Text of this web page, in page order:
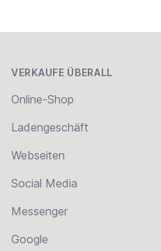
VERKAUFE ÜBERALL
Online-Shop
Ladengeschäft
Webseiten
Social Media
Messenger
Google